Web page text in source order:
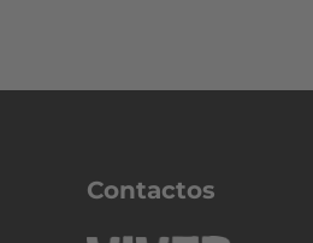
Contactos